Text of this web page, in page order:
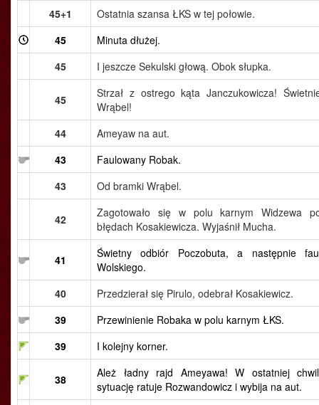
45+1
Ostatnia szansa ŁKS w tej połowie.
45
Minuta dłużej.
45
I jeszcze Sekulski głową. Obok słupka.
45
Strzał z ostrego kąta Janczukowicza!
Wrąbel!
44
Ameyaw na aut.
43
Faulowany Robak.
43
Od bramki Wrąbel.
42
Zagotowało się w polu karnym Widzewa
błędach Kosakiewicza. Wyjaśnił Mucha.
41
Świetny odbiór Poczobuta, a następnie
Wolskiego.
40
Przedzierał się Pirulo, odebrał Kosakiewicz.
39
Przewinienie Robaka w polu karnym ŁKS.
39
I kolejny korner.
38
Ależ ładny rajd Ameyawa! W ostatniej
sytuację ratuje Rozwandowicz i wybija na aut.